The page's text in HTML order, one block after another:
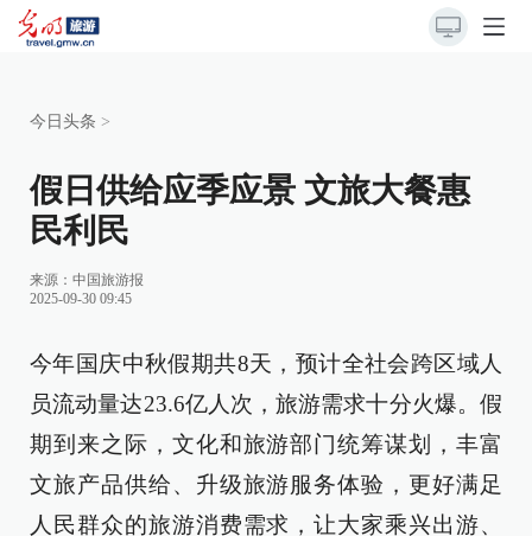
今日头条 >
假日供给应季应景 文旅大餐惠
民利民
来源： 中国旅游报
2025-09-30 09:45
今年国庆中秋假期共8天，预计全社会跨区域人
员流动量达23.6亿人次，旅游需求十分火爆。假
期到来之际，文化和旅游部门统筹谋划，丰富
文旅产品供给、升级旅游服务体验，更好满足
人民群众的旅游消费需求，让大家乘兴出游、